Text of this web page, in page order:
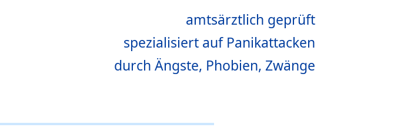
amtsärztlich geprüft
spezialisiert auf Panikattacken
durch Ängste, Phobien, Zwänge